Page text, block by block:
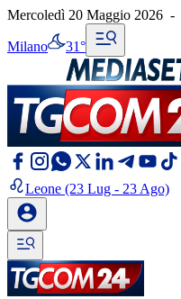
Mercoledì 20 Maggio 2026 -
Milano 31°
Leone (23 Lug - 23 Ago)